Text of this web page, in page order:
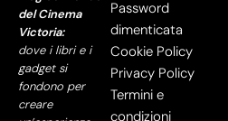
del Cinema
Victoria:
dove i libri e i
gadget si
fondono per
creare
Password
dimenticata
Cookie Policy
Privacy Policy
Termini e
condizioni